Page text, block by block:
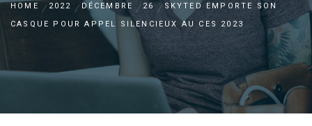
HOME 2022 DÉCEMBRE 26
SKYTED EMPORTE SON
CASQUE POUR APPEL SILENCIEUX AU CES 2023